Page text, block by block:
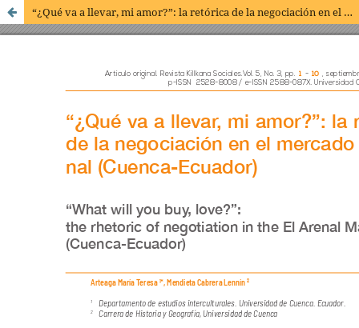
“¿Qué va a llevar, mi amor?”: la retórica de la negociación en el Mercado El Arenal (Cuenca-Ecuador)